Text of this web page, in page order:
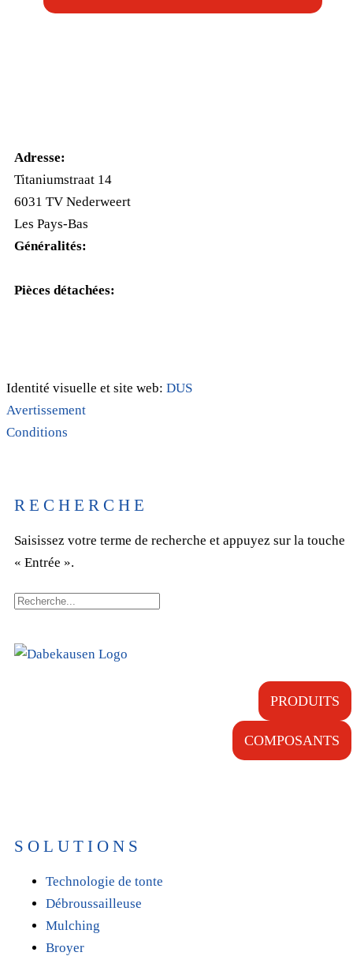
Adresse:
Titaniumstraat 14
6031 TV Nederweert
Les Pays-Bas
Généralités:
Pièces détachées:
Identité visuelle et site web: DUS
Avertissement
Conditions
RECHERCHE
Saisissez votre terme de recherche et appuyez sur la touche
« Entrée ».
PRODUITS
COMPOSANTS
SOLUTIONS
Technologie de tonte
Débroussailleuse
Mulching
Broyer